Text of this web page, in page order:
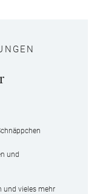
und
und vieles mehr